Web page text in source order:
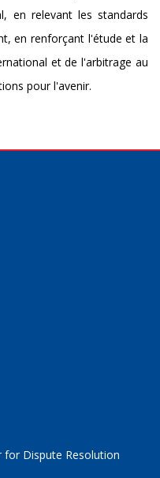
en relevant les standards
en renforçant l'étude et la
et de l'arbitrage au
pour l'avenir.
Dispute Resolution